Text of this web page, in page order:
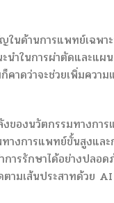
ด้านการแพทย์เฉพาะ
นำในการผ่าตัดและแ
าดว่าจะช่วยเพิ่มคว
ของนวัตกรรมทางก
งการแพทย์ขั้นสูงและ
การรักษาได้อย่างปล
ามเส้นประสาทด้วย